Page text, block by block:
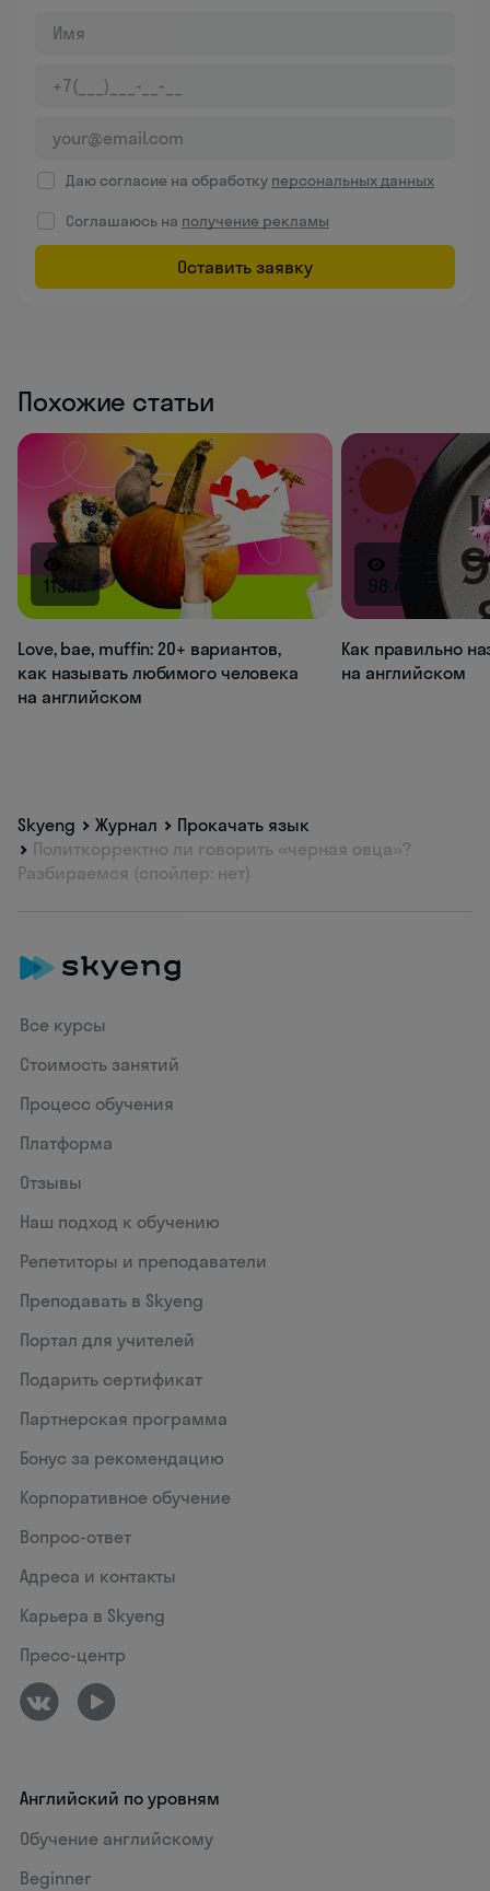
Даю согласие на обработку персональных данных
Соглашаюсь на получение рекламы
Оставить заявку
Похожие статьи
113.1K
Love, bae, muffin: 20+ вариантов,
как называть любимого человека
на английском
98.4K
Как правильно
на английском
Skyeng Журнал
Прокачать язык
Политкорректно ли говорить «черная овца»?
Разбираемся (спойлер: нет)
Все курсы
Стоимость занятий
Процесс обучения
Платформа
Отзывы
Наш подход к обучению
Репетиторы и преподаватели
Преподавать в Skyeng
Портал для учителей
Подарить сертификат
Партнерская программа
Бонус за рекомендацию
Корпоративное обучение
Вопрос-ответ
Адреса и контакты
Карьера в Skyeng
Пресс-центр
Английский по уровням
Обучение английскому
Beginner